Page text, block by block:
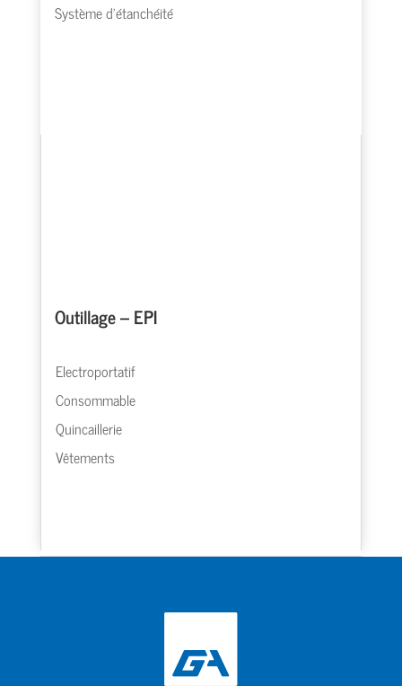
Système d’étanchéité
Outillage – EPI
Electroportatif
Consommable
Quincaillerie
Vêtements